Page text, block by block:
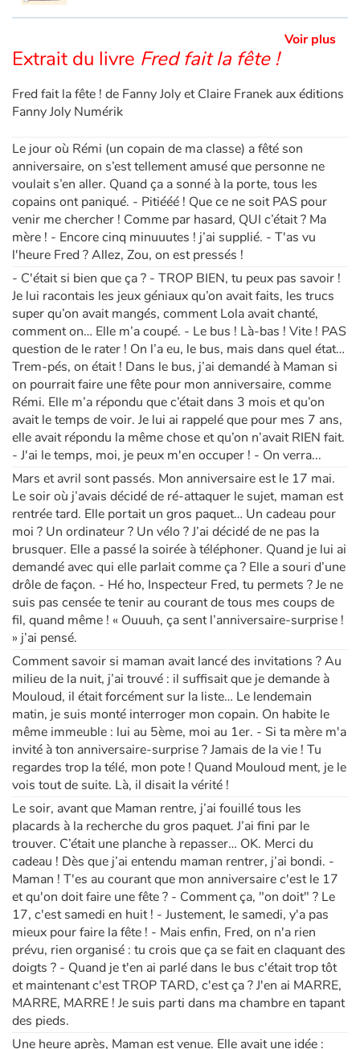
Voir plus
Extrait du livre Fred fait la fête !
Fred fait la fête ! de Fanny Joly et Claire Franek aux éditions
Fanny Joly Numérik
Le jour où Rémi (un copain de ma classe) a fêté son
anniversaire, on s’est tellement amusé que personne ne
voulait s’en aller. Quand ça a sonné à la porte, tous les
copains ont paniqué. - Pitiééé ! Que ce ne soit PAS pour
venir me chercher ! Comme par hasard, QUI c’était ? Ma
mère ! - Encore cinq minuuutes ! j’ai supplié. - T'as vu
l'heure Fred ? Allez, Zou, on est pressés !
- C'était si bien que ça ? - TROP BIEN, tu peux pas savoir !
Je lui racontais les jeux géniaux qu’on avait faits, les trucs
super qu’on avait mangés, comment Lola avait chanté,
comment on… Elle m’a coupé. - Le bus ! Là-bas ! Vite ! PAS
question de le rater ! On l’a eu, le bus, mais dans quel état…
Trem-pés, on était ! Dans le bus, j’ai demandé à Maman si
on pourrait faire une fête pour mon anniversaire, comme
Rémi. Elle m’a répondu que c’était dans 3 mois et qu’on
avait le temps de voir. Je lui ai rappelé que pour mes 7 ans,
elle avait répondu la même chose et qu’on n’avait RIEN fait.
- J'ai le temps, moi, je peux m'en occuper ! - On verra...
Mars et avril sont passés. Mon anniversaire est le 17 mai.
Le soir où j’avais décidé de ré-attaquer le sujet, maman est
rentrée tard. Elle portait un gros paquet… Un cadeau pour
moi ? Un ordinateur ? Un vélo ? J’ai décidé de ne pas la
brusquer. Elle a passé la soirée à téléphoner. Quand je lui ai
demandé avec qui elle parlait comme ça ? Elle a souri d’une
drôle de façon. - Hé ho, Inspecteur Fred, tu permets ? Je ne
suis pas censée te tenir au courant de tous mes coups de
fil, quand même ! « Ouuuh, ça sent l’anniversaire-surprise !
» j’ai pensé.
Comment savoir si maman avait lancé des invitations ? Au
milieu de la nuit, j’ai trouvé : il suffisait que je demande à
Mouloud, il était forcément sur la liste… Le lendemain
matin, je suis monté interroger mon copain. On habite le
même immeuble : lui au 5ème, moi au 1er. - Si ta mère m'a
invité à ton anniversaire-surprise ? Jamais de la vie ! Tu
regardes trop la télé, mon pote ! Quand Mouloud ment, je le
vois tout de suite. Là, il disait la vérité !
Le soir, avant que Maman rentre, j’ai fouillé tous les
placards à la recherche du gros paquet. J’ai fini par le
trouver. C’était une planche à repasser… OK. Merci du
cadeau ! Dès que j’ai entendu maman rentrer, j’ai bondi. -
Maman ! T'es au courant que mon anniversaire c'est le 17
et qu'on doit faire une fête ? - Comment ça, "on doit" ? Le
17, c'est samedi en huit ! - Justement, le samedi, y'a pas
mieux pour faire la fête ! - Mais enfin, Fred, on n'a rien
prévu, rien organisé : tu crois que ça se fait en claquant des
doigts ? - Quand je t'en ai parlé dans le bus c'était trop tôt
et maintenant c'est TROP TARD, c'est ça ? J'en ai MARRE,
MARRE, MARRE ! Je suis parti dans ma chambre en tapant
des pieds.
Une heure après, Maman est venue. Elle avait une idée :